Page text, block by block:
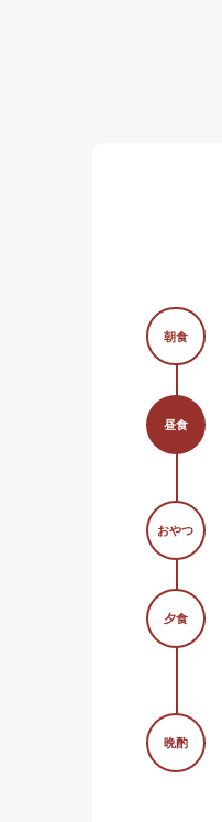
朝食
昼食
おやつ
夕食
晩酌